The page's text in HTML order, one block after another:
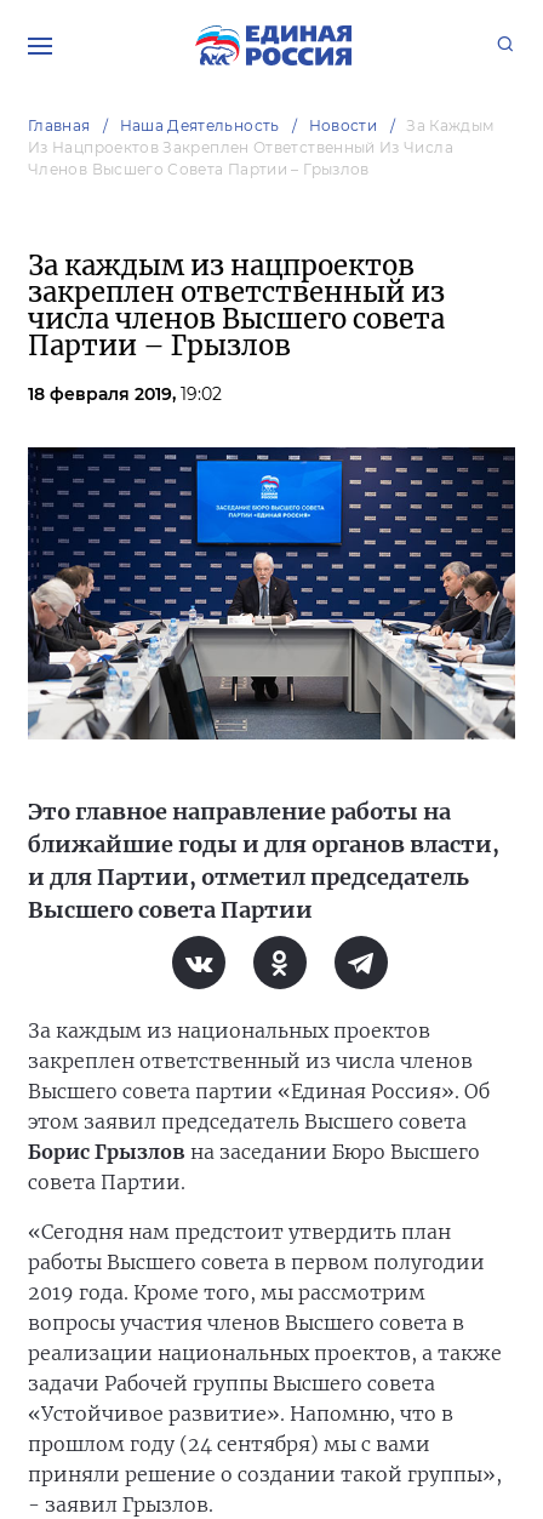
Главная Наша Деятельность Новости
За Каждым
Из Нацпроектов Закреплен Ответственный Из Числа
Членов Высшего Совета Партии – Грызлов
За каждым из нацпроектов
закреплен ответственный из
числа членов Высшего совета
Партии – Грызлов
18 февраля 2019, 19:02
Это главное направление работы на
ближайшие годы и для органов власти,
и для Партии, отметил председатель
Высшего совета Партии
За каждым из национальных проектов
закреплен ответственный из числа членов
Высшего совета партии «Единая Россия». Об
этом заявил председатель Высшего совета
Борис Грызлов на заседании Бюро Высшего
совета Партии.
«Сегодня нам предстоит утвердить план
работы Высшего совета в первом полугодии
2019 года. Кроме того, мы рассмотрим
вопросы участия членов Высшего совета в
реализации национальных проектов, а также
задачи Рабочей группы Высшего совета
«Устойчивое развитие». Напомню, что в
прошлом году (24 сентября) мы с вами
приняли решение о создании такой группы»,
- заявил Грызлов.